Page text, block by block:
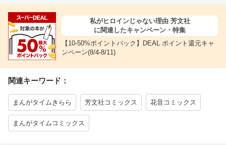
私がヒロインじゃない理由 芳文社
に関連したキャンペーン・特集
【10-50%ポイントバック】DEAL ポイント還元キャ
ンペーン(8/4-8/11)
関連キーワード：
まんがタイムきらら 芳文社コミックス 花音コミックス
まんがタイムコミックス